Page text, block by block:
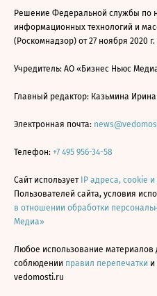
Решение Федеральной службы по
информационных технологий и
(Роскомнадзор) от 27 ноября 2020
Учредитель: АО «Бизнес Ньюс
Главный редактор: Казьмина
Электронная почта:
Телефон: +7 495 956-34-58
Сайт использует IP адреса, cookie
Пользователей сайта, условия
в отношении обработки
Медиа»
Любое использование материалов
соблюдении правил перепечатки и
vedomosti.ru